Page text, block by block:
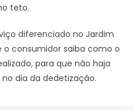
teto.
diferenciado no Jardim
o consumidor saiba como o
para que não haja
no dia da dedetização.